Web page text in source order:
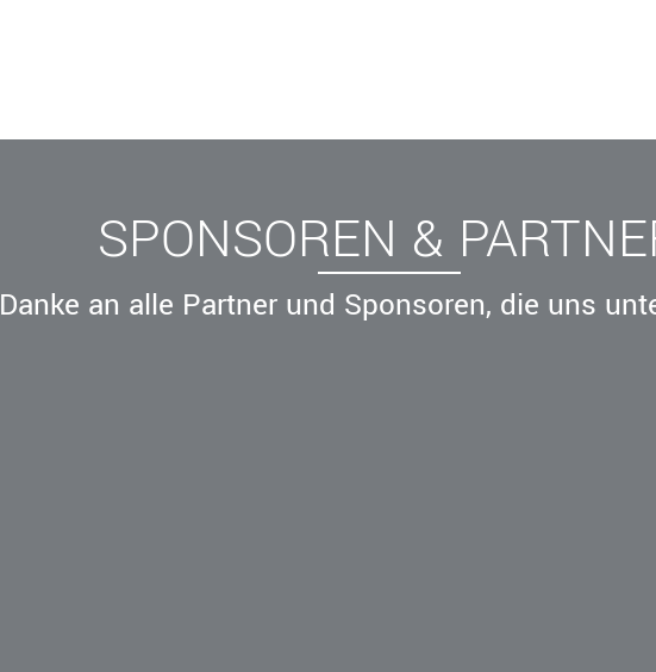
SPONSOREN &
Danke an alle Partner und Sponsoren, die uns